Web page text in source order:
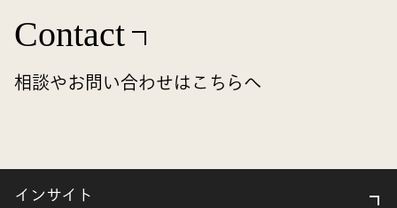
Contact
相談やお問い合わせはこちらへ
インサイト